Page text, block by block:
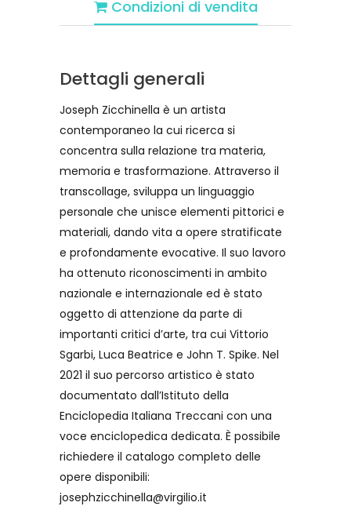
Condizioni di vendita
Dettagli generali
Joseph Zicchinella è un artista
contemporaneo la cui ricerca si
concentra sulla relazione tra materia,
memoria e trasformazione. Attraverso il
transcollage, sviluppa un linguaggio
personale che unisce elementi pittorici e
materiali, dando vita a opere stratificate
e profondamente evocative. Il suo lavoro
ha ottenuto riconoscimenti in ambito
nazionale e internazionale ed è stato
oggetto di attenzione da parte di
importanti critici d’arte, tra cui Vittorio
Sgarbi, Luca Beatrice e John T. Spike. Nel
2021 il suo percorso artistico è stato
documentato dall’Istituto della
Enciclopedia Italiana Treccani con una
voce enciclopedica dedicata. È possibile
richiedere il catalogo completo delle
opere disponibili:
josephzicchinella@virgilio.it